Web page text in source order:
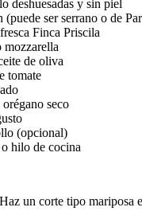
deshuesadas y sin piel
(puede ser serrano o de
Finca Priscila
mozzarella
de oliva
tomate
seco
(opcional)
hilo de cocina
Haz un corte tipo mariposa